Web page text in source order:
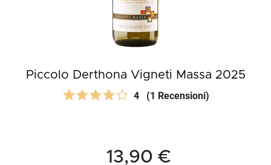
Piccolo Derthona Vigneti Massa 2025
4 (1 Recensioni)
13,90 €